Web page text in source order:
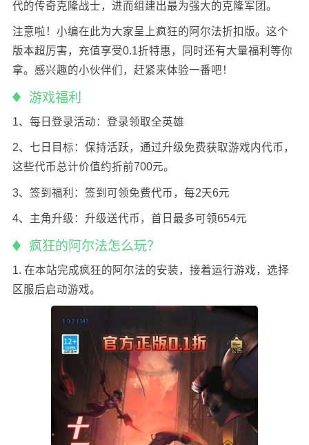
代的传奇克隆战士，进而组建出最为强大的克隆军团。
注意啦！小编在此为大家呈上疯狂的阿尔法折扣版。这个
版本超厉害，充值享受0.1折特惠，同时还有大量福利等你
拿。感兴趣的小伙伴们，赶紧来体验一番吧！
游戏福利
1、每日登录活动：登录领取全英雄
2、七日目标：保持活跃，通过升级免费获取游戏内代币，
这些代币总计价值约折前700元。
3、签到福利：签到可领免费代币，每2天6元
4、主角升级：升级送代币，首日最多可领654元
疯狂的阿尔法怎么玩？
1. 在本站完成疯狂的阿尔法的安装，接着运行游戏，选择
区服后启动游戏。